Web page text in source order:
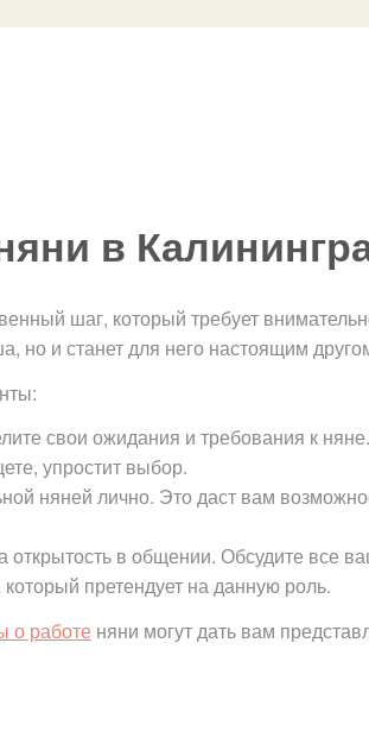
в
шаг, который требует
но и станет для него настоящим
свои ожидания и требования к
упростит выбор.
няней лично. Это даст вам
в общении. Обсудите все
претендует на данную роль.
о работе няни могут дать вам